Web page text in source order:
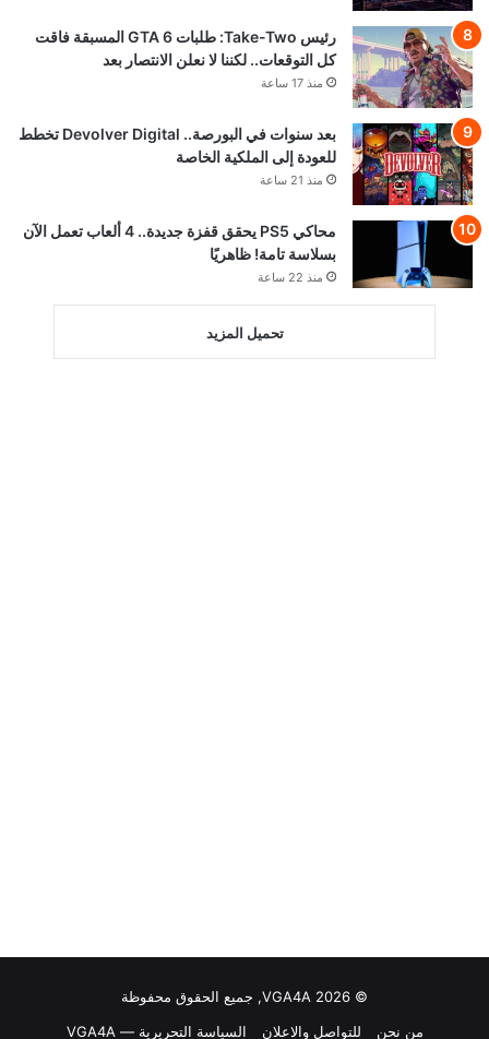
رئيس Take-Two: طلبات GTA 6 المسبقة فاقت
كل التوقعات.. لكننا لا نعلن الانتصار بعد
منذ 17 ساعة
بعد سنوات في البورصة.. Devolver Digital تخطط
للعودة إلى الملكية الخاصة
منذ 21 ساعة
محاكي PS5 يحقق قفزة جديدة.. 4 ألعاب تعمل الآن
بسلاسة تامة! ظاهريًا
منذ 22 ساعة
تحميل المزيد
© VGA4A 2026, جميع الحقوق محفوظة
من نحن
للتواصل والاعلان السياسة التحريرية — VGA4A